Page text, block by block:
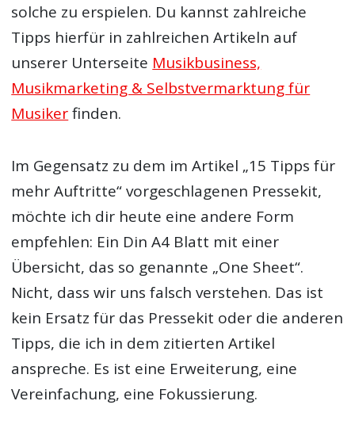
solche zu erspielen. Du kannst zahlreiche
Tipps hierfür in zahlreichen Artikeln auf
unserer Unterseite Musikbusiness,
Musikmarketing & Selbstvermarktung für
Musikerfinden.
Im Gegensatz zu dem im Artikel „15 Tipps für
mehr Auftritte“ vorgeschlagenen Pressekit,
möchte ich dir heute eine andere Form
empfehlen: Ein Din A4 Blatt mit einer
Übersicht, das so genannte „One Sheet“.
Nicht, dass wir uns falsch verstehen. Das ist
kein Ersatz für das Pressekit oder die anderen
Tipps, die ich in dem zitierten Artikel
anspreche. Es ist eine Erweiterung, eine
Vereinfachung, eine Fokussierung.